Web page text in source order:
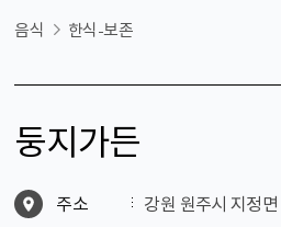
음식 한식-보존
둥지가든
주소
강원 원주시 지정